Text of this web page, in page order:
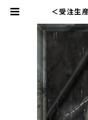
＜受注生